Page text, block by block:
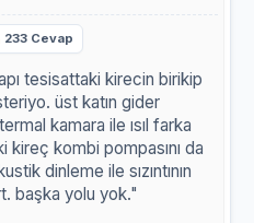
233 Cevap
tesisattaki kirecin birikip
üst katın gider
kamara ile ısıl farka
kireç kombi pompasını da
dinleme ile sızıntının
başka yolu yok."